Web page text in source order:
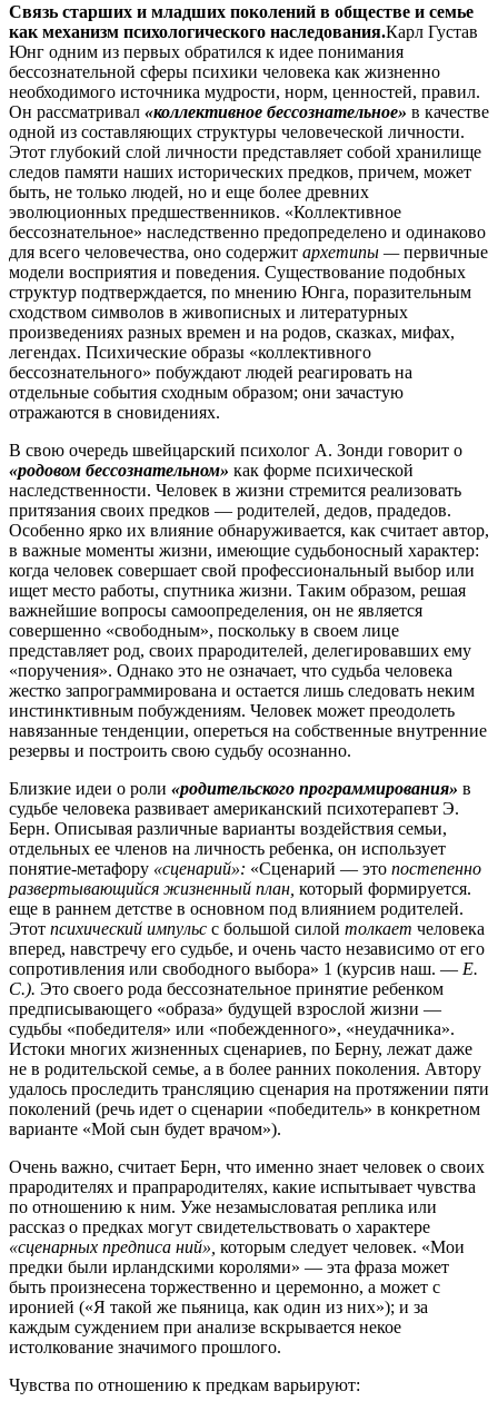
Связь старших и младших поколений в обществе и семье
как механизм психологического наследования.Карл Густав
Юнг одним из первых обратился к идее понимания
бессознательной сферы психики человека как жизненно
необходимого источника мудрости, норм, ценностей, правил.
Он рассматривал «коллективное бессознательное» в качестве
одной из составляющих структуры человеческой личности.
Этот глубокий слой личности представляет собой хранилище
следов памяти наших исторических предков, причем, может
быть, не только людей, но и еще более древних
эволюционных предшественников. «Коллективное
бессознательное» наследственно предопределено и одинаково
для всего человечества, оно содержит архетипы —первичные
модели восприятия и поведения. Существование подобных
структур подтверждается, по мнению Юнга, поразительным
сходством символов в живописных и литературных
произведениях разных времен и на родов, сказках, мифах,
легендах. Психические образы «коллективного
бессознательного» побуждают людей реагировать на
отдельные события сходным образом; они зачастую
отражаются в сновидениях.
В свою очередь швейцарский психолог А. Зонди говорит о
«родовом бессознательном» как форме психической
наследственности. Человек в жизни стремится реализовать
притязания своих предков — родителей, дедов, прадедов.
Особенно ярко их влияние обнаруживается, как считает автор,
в важные моменты жизни, имеющие судьбоносный характер:
когда человек совершает свой профессиональный выбор или
ищет место работы, спутника жизни. Таким образом, решая
важнейшие вопросы самоопределения, он не является
совершенно «свободным», поскольку в своем лице
представляет род, своих прародителей, делегировавших ему
«поручения». Однако это не означает, что судьба человека
жестко запрограммирована и остается лишь следовать неким
инстинктивным побуждениям. Человек может преодолеть
навязанные тенденции, опереться на собственные внутренние
резервы и построить свою судьбу осознанно.
Близкие идеи о роли «родительского программирования» в
судьбе человека развивает американский психотерапевт Э.
Берн. Описывая различные варианты воздействия семьи,
отдельных ее членов на личность ребенка, он использует
понятие-метафору «сценарий»: «Сценарий — это постепенно
развертывающийся жизненный план, который формируется.
еще в раннем детстве в основном под влиянием родителей.
Этот психический импульс с большой силой толкает человека
вперед, навстречу его судьбе, и очень часто независимо от его
сопротивления или свободного выбора» 1 (курсив наш. — Е.
С.). Это своего рода бессознательное принятие ребенком
предписывающего «образа» будущей взрослой жизни —
судьбы «победителя» или «побежденного», «неудачника».
Истоки многих жизненных сценариев, по Берну, лежат даже
не в родительской семье, а в более ранних поколения. Автору
удалось проследить трансляцию сценария на протяжении пяти
поколений (речь идет о сценарии «победитель» в конкретном
варианте «Мой сын будет врачом»).
Очень важно, считает Берн, что именно знает человек о своих
прародителях и прапрародителях, какие испытывает чувства
по отношению к ним. Уже незамысловатая реплика или
рассказ о предках могут свидетельствовать о характере
«сценарных предписа ний», которым следует человек. «Мои
предки были ирландскими королями» — эта фраза может
быть произнесена торжественно и церемонно, а может с
иронией («Я такой же пьяница, как один из них»); и за
каждым суждением при анализе вскрывается некое
истолкование значимого прошлого.
Чувства по отношению к предкам варьируют: